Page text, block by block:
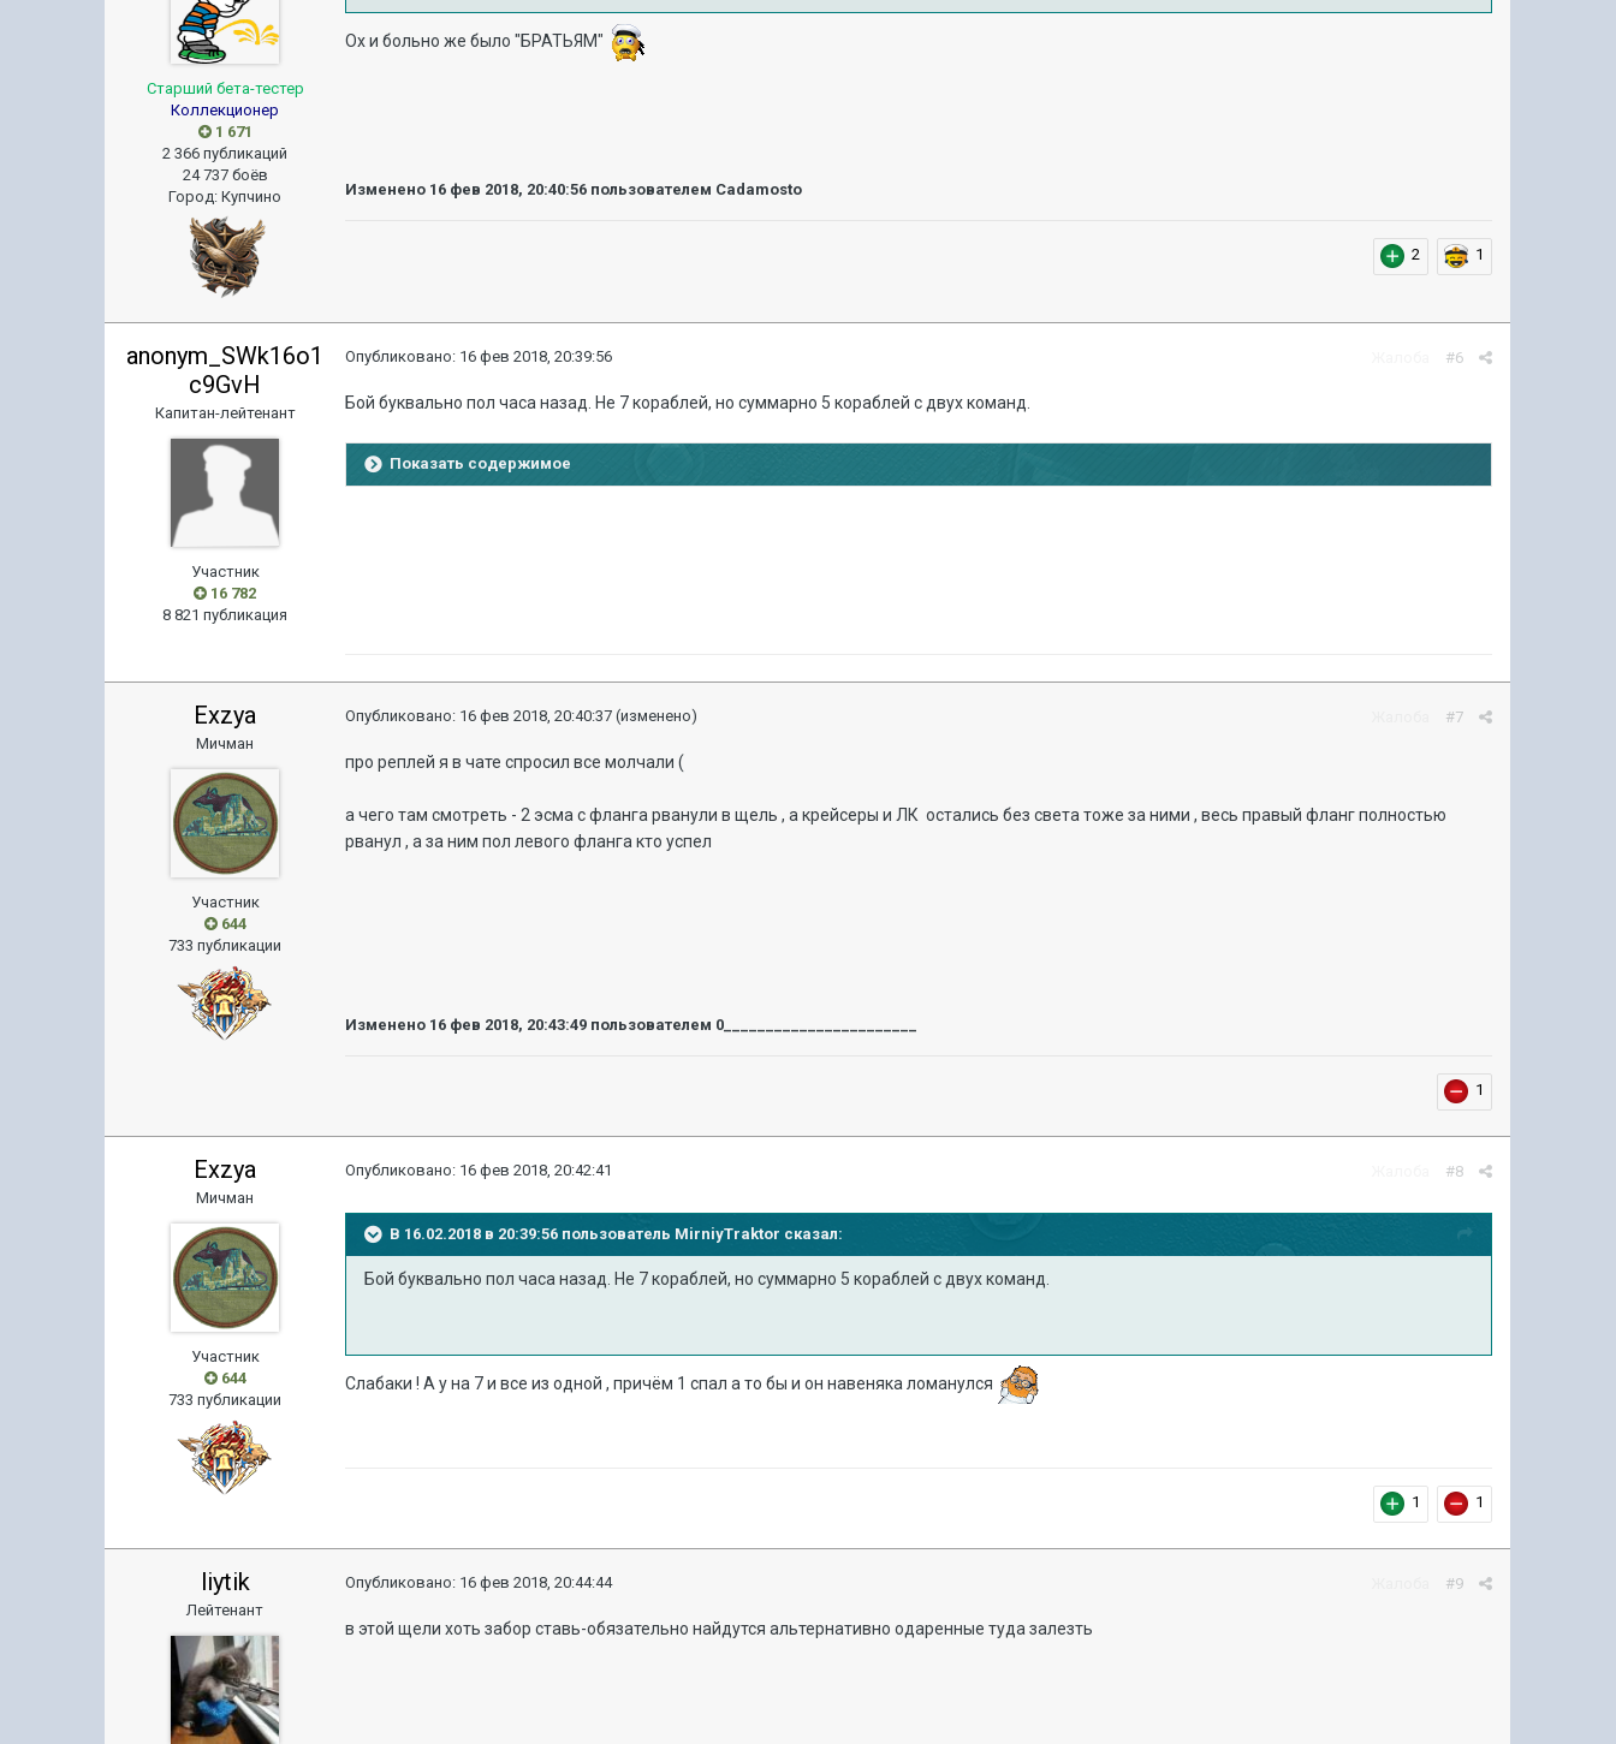
Старший бета-тестер
Коллекционер
1 671
2 366 публикаций
24 737 боёв
Город:Купчино
Ох и больно же было "БРАТЬЯМ"
Изменено 16 фев 2018, 20:40:56 пользователем Cadamosto
2 1
anonym_SWk16o1
c9GvH
Капитан-лейтенант
Участник
16 782
8 821 публикация
#6
Опубликовано: 16 фев 2018, 20:39:56
Бой буквально пол часа назад. Не 7 кораблей, но суммарно 5 кораблей с двух команд.
Показать содержимое
Exzya
Мичман
Участник
644
733 публикации
#7
Опубликовано: 16 фев 2018, 20:40:37 (изменено)
про реплей я в чате спросил все молчали (
а чего там смотреть - 2 эсма с фланга рванули в щель , а крейсеры и ЛК остались без света тоже за ними , весь правый фланг полностью
рванул , а за ним пол левого фланга кто успел
Изменено 16 фев 2018, 20:43:49 пользователем 0_______________________
1
Exzya
Мичман
Участник
644
733 публикации
#8
Опубликовано: 16 фев 2018, 20:42:41
В 16.02.2018 в 20:39:56 пользователь MirniyTraktor сказал:
Бой буквально пол часа назад. Не 7 кораблей, но суммарно 5 кораблей с двух команд.
Слабаки ! А у на 7 и все из одной , причём 1 спал а то бы и он навеняка ломанулся
1 1
liytik
Лейтенант
#9
Опубликовано: 16 фев 2018, 20:44:44
в этой щели хоть забор ставь-обязательно найдутся альтернативно одаренные туда залезть